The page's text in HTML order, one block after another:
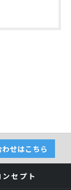
わせはこちら
ンセプト